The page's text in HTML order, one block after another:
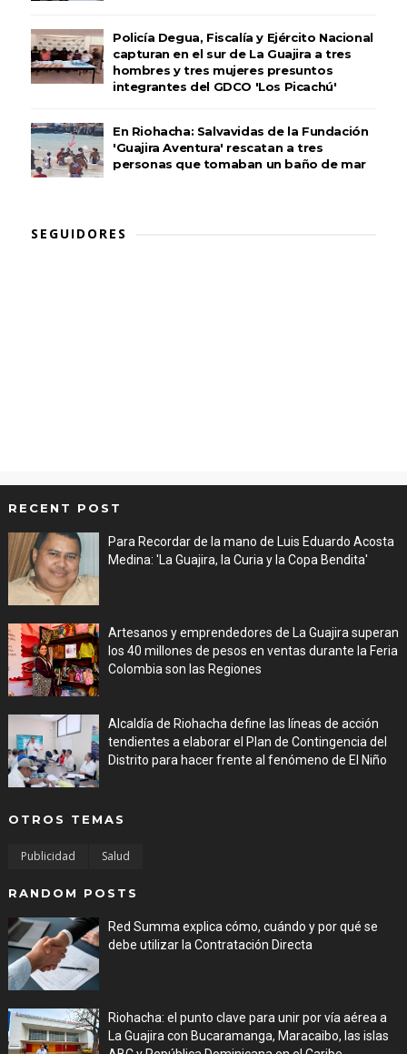
Policía Degua, Fiscalía y Ejército Nacional
capturan en el sur de La Guajira a tres
hombres y tres mujeres presuntos
integrantes del GDCO 'Los Picachú'
En Riohacha: Salvavidas de la Fundación
'Guajira Aventura' rescatan a tres
personas que tomaban un baño de mar
SEGUIDORES
RECENT POST
Para Recordar de la mano de Luis Eduardo Acosta
Medina: 'La Guajira, la Curia y la Copa Bendita'
Artesanos y emprendedores de La Guajira superan
los 40 millones de pesos en ventas durante la Feria
Colombia son las Regiones
Alcaldía de Riohacha define las líneas de acción
tendientes a elaborar el Plan de Contingencia del
Distrito para hacer frente al fenómeno de El Niño
OTROS TEMAS
Publicidad Salud
RANDOM POSTS
Red Summa explica cómo, cuándo y por qué se
debe utilizar la Contratación Directa
Riohacha: el punto clave para unir por vía aérea a
La Guajira con Bucaramanga, Maracaibo, las islas